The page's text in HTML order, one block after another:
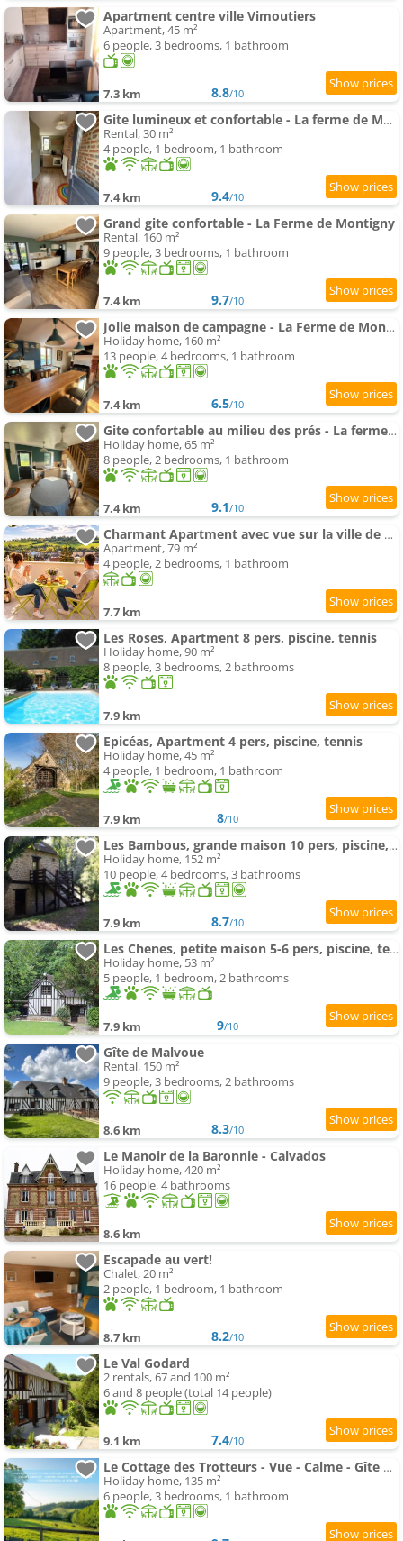
Apartment centre ville Vimoutiers
Apartment, 45 m²
6 people, 3 bedrooms, 1 bathroom
7.3 km 8.8/10
Gite lumineux et confortable - La ferme de Montigny
Rental, 30 m²
4 people, 1 bedroom, 1 bathroom
7.4 km 9.4/10
Grand gite confortable - La Ferme de Montigny
Rental, 160 m²
9 people, 3 bedrooms, 1 bathroom
7.4 km 9.7/10
Jolie maison de campagne - La Ferme de Montigny, Orne
Holiday home, 160 m²
13 people, 4 bedrooms, 1 bathroom
7.4 km 6.5/10
Gite confortable au milieu des prés - La ferme de Montigny
Holiday home, 65 m²
8 people, 2 bedrooms, 1 bathroom
7.4 km 9.1/10
Charmant Apartment avec vue sur la ville de Vimoutiers
Apartment, 79 m²
4 people, 2 bedrooms, 1 bathroom
7.7 km
Les Roses, Apartment 8 pers, piscine, tennis
Holiday home, 90 m²
8 people, 3 bedrooms, 2 bathrooms
7.9 km
Epicéas, Apartment 4 pers, piscine, tennis
Holiday home, 45 m²
4 people, 1 bedroom, 1 bathroom
7.9 km 8/10
Les Bambous, grande maison 10 pers, piscine, tennis
Holiday home, 152 m²
10 people, 4 bedrooms, 3 bathrooms
7.9 km 8.7/10
Les Chenes, petite maison 5-6 pers, piscine, tennis
Holiday home, 53 m²
5 people, 1 bedroom, 2 bathrooms
7.9 km 9/10
Gîte de Malvoue
Rental, 150 m²
9 people, 3 bedrooms, 2 bathrooms
8.6 km 8.3/10
Le Manoir de la Baronnie - Calvados
Holiday home, 420 m²
16 people, 4 bathrooms
8.6 km
Escapade au vert!
Chalet, 20 m²
2 people, 1 bedroom, 1 bathroom
8.7 km 8.2/10
Le Val Godard
2 rentals, 67 and 100 m²
6 and 8 people (total 14 people)
9.1 km 7.4/10
Le Cottage des Trotteurs - Vue - Calme - Gîte équestre
Holiday home, 135 m²
6 people, 3 bedrooms, 1 bathroom